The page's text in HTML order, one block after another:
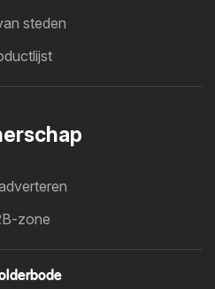
steden
zone